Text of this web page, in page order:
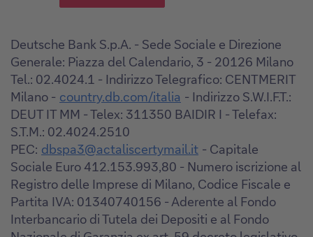
Deutsche Bank S.p.A. - Sede Sociale e Direzione
Generale: Piazza del Calendario, 3 - 20126 Milano
Tel.: 02.4024.1 - Indirizzo Telegrafico: CENTMERIT
Milano - country.db.com/italia - Indirizzo S.W.I.F.T.:
DEUT IT MM - Telex: 311350 BAIDIR I - Telefax:
S.T.M.: 02.4024.2510
PEC: dbspa3@actaliscertymail.it - Capitale
Sociale Euro 412.153.993,80 - Numero iscrizione al
Registro delle Imprese di Milano, Codice Fiscale e
Partita IVA: 01340740156 - Aderente al Fondo
Interbancario di Tutela dei Depositi e al Fondo